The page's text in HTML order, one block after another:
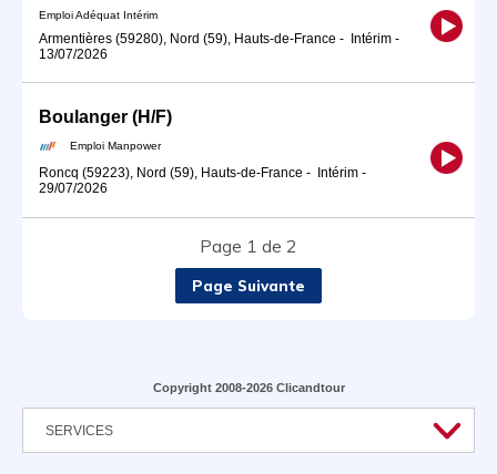
Emploi Adéquat Intérim
Armentières (59280), Nord (59), Hauts-de-France - Intérim -
13/07/2026
Boulanger (H/F)
Emploi Manpower
Roncq (59223), Nord (59), Hauts-de-France - Intérim -
29/07/2026
Page 1 de 2
Page Suivante
Copyright 2008-2026 Clicandtour
SERVICES